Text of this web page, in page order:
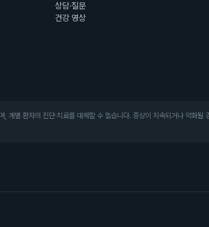
상담·질문
건강 영상
, 개별 환자의 진단·치료를 대체할 수 없습니다. 증상이 지속되거나 악화될